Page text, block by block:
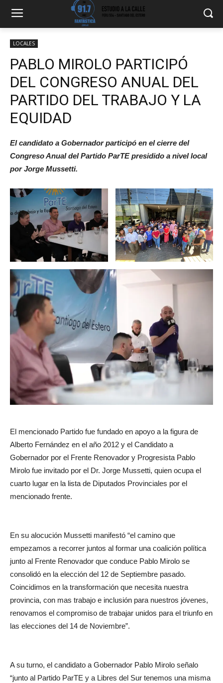
LOCALES
PABLO MIROLO PARTICIPÓ
DEL CONGRESO ANUAL DEL
PARTIDO DEL TRABAJO Y LA
EQUIDAD
El candidato a Gobernador participó en el cierre del
Congreso Anual del Partido ParTE presidido a nivel local
por Jorge Mussetti.
El mencionado Partido fue fundado en apoyo a la figura de
Alberto Fernández en el año 2012 y el Candidato a
Gobernador por el Frente Renovador y Progresista Pablo
Mirolo fue invitado por el Dr. Jorge Mussetti, quien ocupa el
cuarto lugar en la lista de Diputados Provinciales por el
mencionado frente.
En su alocución Mussetti manifestó “el camino que
empezamos a recorrer juntos al formar una coalición política
junto al Frente Renovador que conduce Pablo Mirolo se
consolidó en la elección del 12 de Septiembre pasado.
Coincidimos en la transformación que necesita nuestra
provincia, con mas trabajo e inclusión para nuestros jóvenes,
renovamos el compromiso de trabajar unidos para el triunfo en
las elecciones del 14 de Noviembre”.
A su turno, el candidato a Gobernador Pablo Mirolo señalo
“junto al Partido ParTE y a Libres del Sur tenemos una misma